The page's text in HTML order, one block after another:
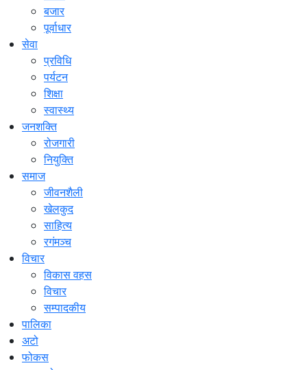
बजार
पूर्वाधार
सेवा
प्रविधि
पर्यटन
शिक्षा
स्वास्थ्य
जनशक्ति
रोजगारी
नियुक्ति
समाज
जीवनशैली
खेलकुद
साहित्य
रगंमञ्च
विचार
विकास वहस
विचार
सम्पादकीय
पालिका
अटो
फोकस